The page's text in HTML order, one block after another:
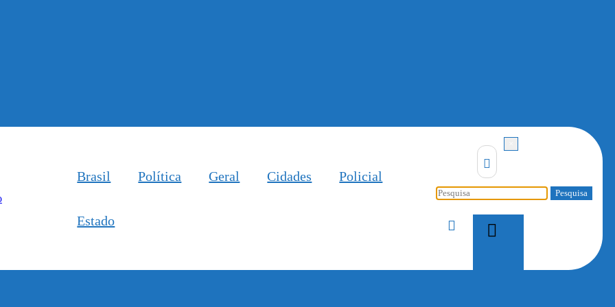
Brasil Política Geral Cidades Policial
Estado